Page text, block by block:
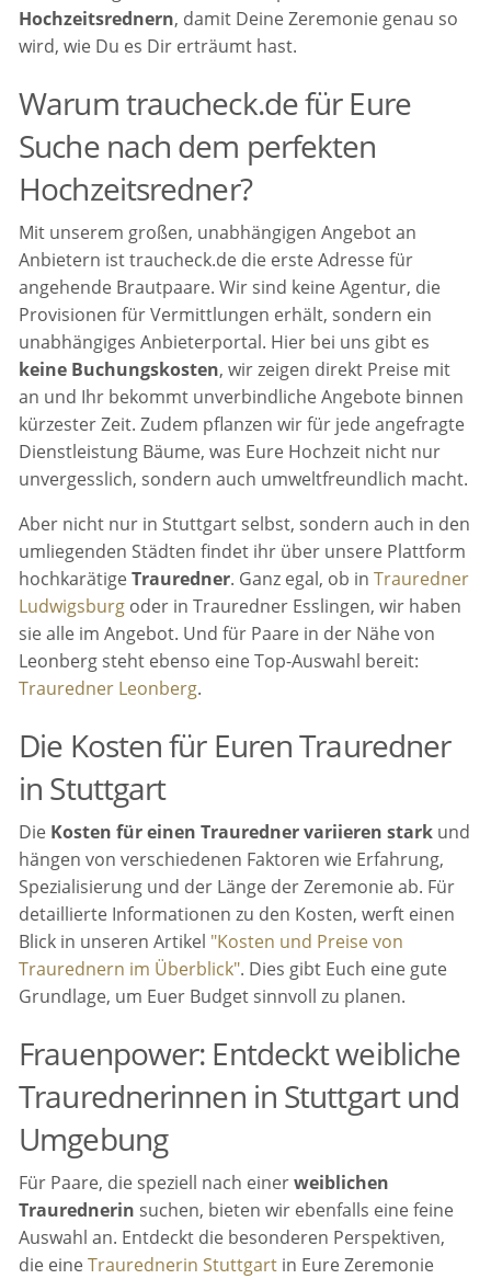
Hochzeitsrednern, damit Deine Zeremonie genau so
wird, wie Du es Dir erträumt hast.
Warum traucheck.de für Eure
Suche nach dem perfekten
Hochzeitsredner?
Mit unserem großen, unabhängigen Angebot an
Anbietern ist traucheck.de die erste Adresse für
angehende Brautpaare. Wir sind keine Agentur, die
Provisionen für Vermittlungen erhält, sondern ein
unabhängiges Anbieterportal. Hier bei uns gibt es
keine Buchungskosten, wir zeigen direkt Preise mit
an und Ihr bekommt unverbindliche Angebote binnen
kürzester Zeit. Zudem pflanzen wir für jede angefragte
Dienstleistung Bäume, was Eure Hochzeit nicht nur
unvergesslich, sondern auch umweltfreundlich macht.
Aber nicht nur in Stuttgart selbst, sondern auch in den
umliegenden Städten findet ihr über unsere Plattform
hochkarätigeTrauredner. Ganz egal, ob inTrauredner
Ludwigsburg oder in Trauredner Esslingen, wir haben
sie alle im Angebot. Und für Paare in der Nähe von
Leonberg steht ebenso eine Top-Auswahl bereit:
Trauredner Leonberg.
Die Kosten für Euren Trauredner
in Stuttgart
Die Kosten für einen Trauredner variieren stark und
hängen von verschiedenen Faktoren wie Erfahrung,
Spezialisierung und der Länge der Zeremonie ab. Für
detaillierte Informationen zu den Kosten, werft einen
Blick in unseren Artikel "Kosten und Preise von
Traurednern im Überblick". Dies gibt Euch eine gute
Grundlage, um Euer Budget sinnvoll zu planen.
Frauenpower: Entdeckt weibliche
Traurednerinnen in Stuttgart und
Umgebung
Für Paare, die speziell nach einerweiblichen
Traurednerin suchen, bieten wir ebenfalls eine feine
Auswahl an. Entdeckt die besonderen Perspektiven,
die eineTraurednerin Stuttgart in Eure Zeremonie